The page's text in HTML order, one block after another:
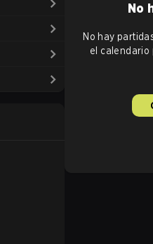
No
No hay
el calendario